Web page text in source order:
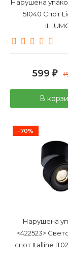
Нарушена
51040 Спот
599 ₽ 1
В
-70%
Нарушена
<422523>
спот Italline